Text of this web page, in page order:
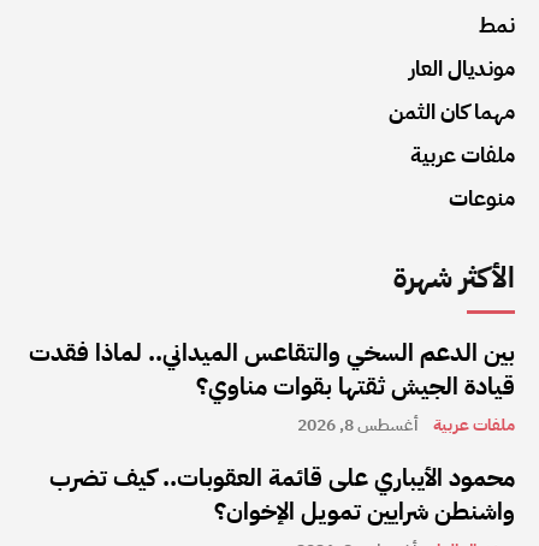
نمط
مونديال العار
مهما كان الثمن
ملفات عربية
منوعات
الأكثر شهرة
بين الدعم السخي والتقاعس الميداني.. لماذا فقدت
قيادة الجيش ثقتها بقوات مناوي؟
ملفات عربية أغسطس 8, 2026
محمود الأيباري على قائمة العقوبات.. كيف تضرب
واشنطن شرايين تمويل الإخوان؟